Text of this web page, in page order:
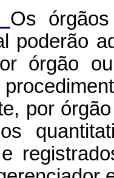
Os
poderão
órgão
por